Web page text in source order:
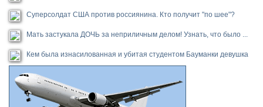
Суперсолдат США против россиянина. Кто получит "по шее"?
Мать застукала ДОЧЬ за неприличным делом! Узнать, что было ...
Кем была изнасилованная и убитая студентом Бауманки девушка